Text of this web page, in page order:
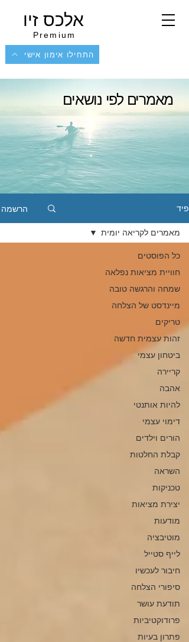
אלכס זיו
Premium
התחילו אימון אישי
מאמרים לפי נושאים
פיד הרשמה
כל הפוסטים
חוויית מציאות נפלאה
שמחה והרגשה טובה
מיינדסט של הצלחה
טריקים
זהות עצמית חדשה
ביטחון עצמי
קריירה
אהבה
להיות אותנטי
דימוי עצמי
הורים וילדים
קבלת החלטות
השראה
טכניקות
יצירת מציאות
מודעות
מוטיבציה
לייף סטייל
חיבור לעכשיו
סיפורי הצלחה
תודעת עושר
פרודוקטיביות
פתרון בעיות
מאמרים לקריאה יומית